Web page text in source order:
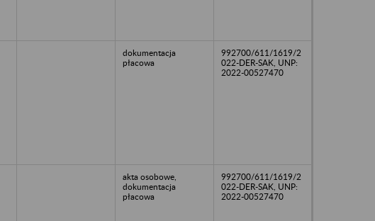
dokumentacja
płacowa
992700/611/1619/2
022-DER-SAK, UNP:
2022-00527470
akta osobowe,
dokumentacja
płacowa
992700/611/1619/2
022-DER-SAK, UNP:
2022-00527470